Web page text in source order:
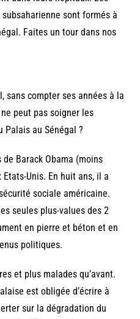
sont formés à
Faites un tour dans nos
sans compter ses années à la
peut pas soigner les
Palais au Sénégal ?
de Barack Obama (moins
Unis. En huit ans, il a
sociale américaine.
seules plus-values des 2
en pierre et béton et en
politiques.
et plus malades qu’avant.
est obligée d’écrire à
sur la dégradation du